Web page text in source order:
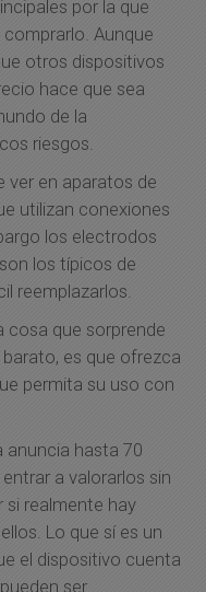
por la que
Aunque
otros dispositivos
hace que sea
de la
riesgos.
ver en aparatos de
utilizan conexiones
los electrodos
son los típicos de
reemplazarlos.
cosa que sorprende
es que ofrezca
permita su uso con
anuncia hasta 70
a valorarlos sin
si realmente hay
Lo que sí es un
el dispositivo cuenta
ser